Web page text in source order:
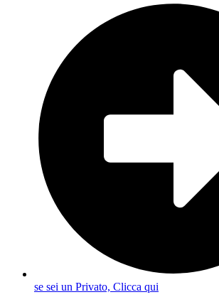
se sei un Privato, Clicca qui